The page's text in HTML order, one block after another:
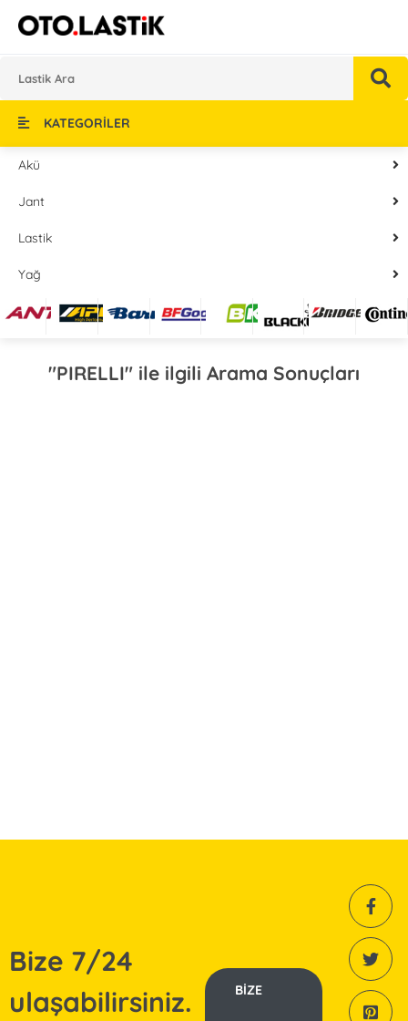
KATEGORİLER
Akü
Jant
Lastik
Yağ
"PIRELLI" ile ilgili Arama Sonuçları
Bize 7/24
ulaşabilirsiniz.
BIZE